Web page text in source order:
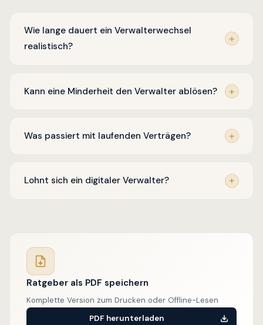
Wie lange dauert ein Verwalterwechsel
realistisch?
Kann eine Minderheit den Verwalter ablösen?
Was passiert mit laufenden Verträgen?
Lohnt sich ein digitaler Verwalter?
Ratgeber als PDF speichern
Komplette Version zum Drucken oder Offline-Lesen
PDF herunterladen